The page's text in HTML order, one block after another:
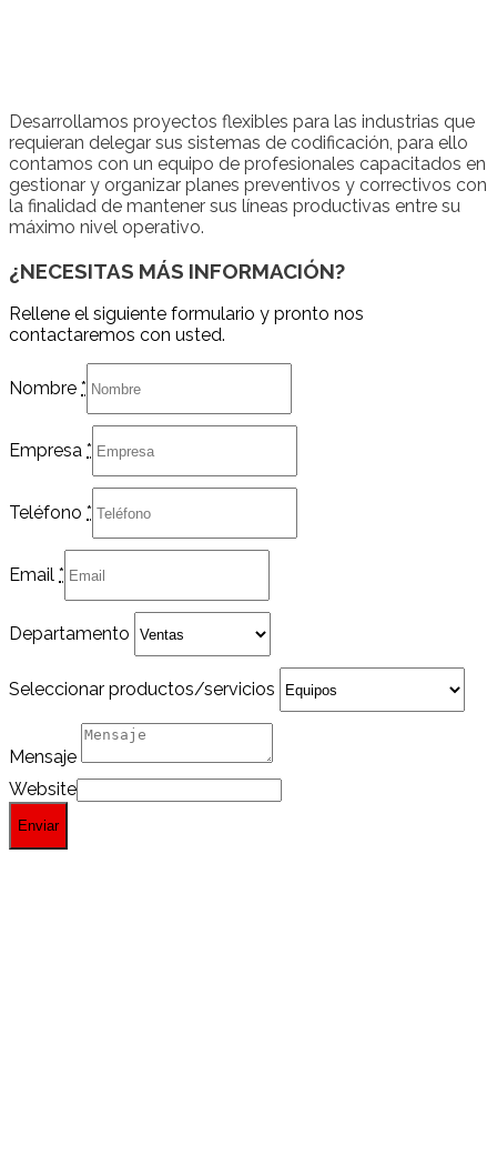
Desarrollamos proyectos flexibles para las industrias que
requieran delegar sus sistemas de codificación, para ello
contamos con un equipo de profesionales capacitados en
gestionar y organizar planes preventivos y correctivos con
la finalidad de mantener sus líneas productivas entre su
máximo nivel operativo.
¿NECESITAS MÁS INFORMACIÓN?
Rellene el siguiente formulario y pronto nos
contactaremos con usted.
Nombre *
Empresa *
Teléfono *
Email *
Departamento
Seleccionar productos/servicios
Mensaje
Website
Enviar